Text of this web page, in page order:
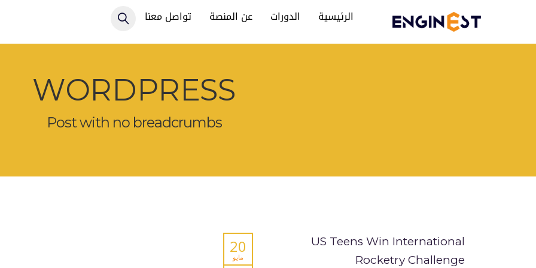
الرئيسية الدورات عن المنصة تواصل معنا
WORDPRESS
Post with no breadcrumbs
US Teens Win International
Rocketry Challenge
20
مايو